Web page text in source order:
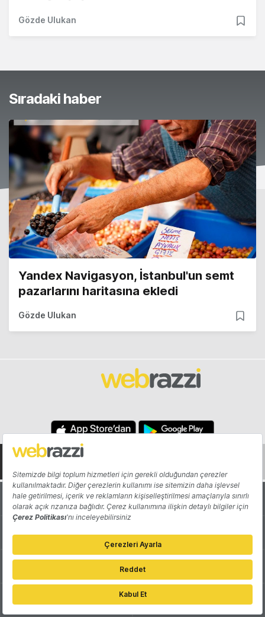
Gözde Ulukan
Sıradaki haber
Yandex Navigasyon, İstanbul'un semt
pazarlarını haritasına ekledi
Gözde Ulukan
Hakkında Yazarlar
Katkıda Bulun Reklam